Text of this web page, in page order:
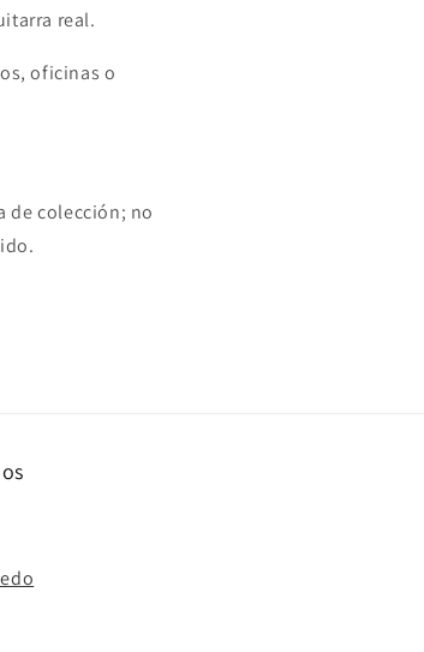
real.
oficinas o
de colección; no